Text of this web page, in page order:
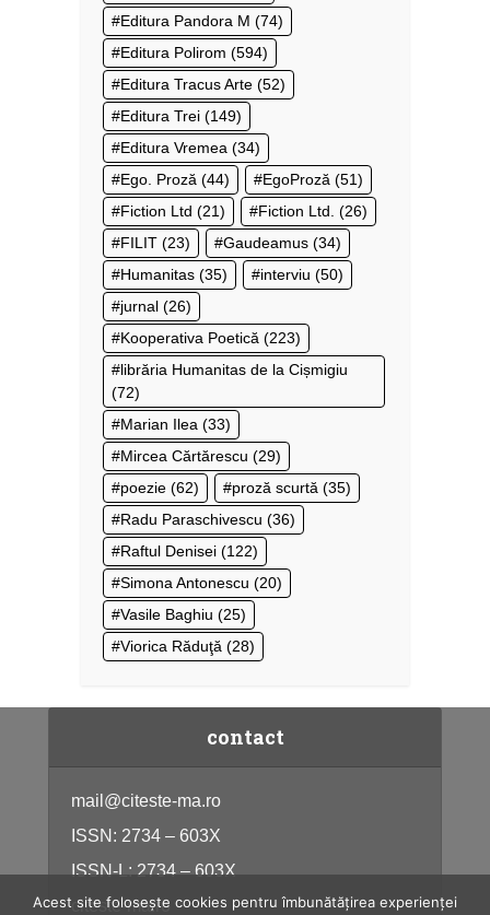
Editura Pandora M (74)
Editura Polirom (594)
Editura Tracus Arte (52)
Editura Trei (149)
Editura Vremea (34)
Ego. Proză (44) EgoProză (51)
Fiction Ltd (21) Fiction Ltd. (26)
FILIT (23) Gaudeamus (34)
Humanitas (35) interviu (50)
jurnal (26)
Kooperativa Poetică (223)
librăria Humanitas de la Cișmigiu
(72)
Marian Ilea (33)
Mircea Cărtărescu (29)
poezie (62) proză scurtă (35)
Radu Paraschivescu (36)
Raftul Denisei (122)
Simona Antonescu (20)
Vasile Baghiu (25)
Viorica Răduţă (28)
contact
mail@citeste-ma.ro
ISSN: 2734 – 603X
ISSN-L: 2734 – 603X
citeste-ma.ro
Acest site folosește cookies pentru îmbunătățirea experienței